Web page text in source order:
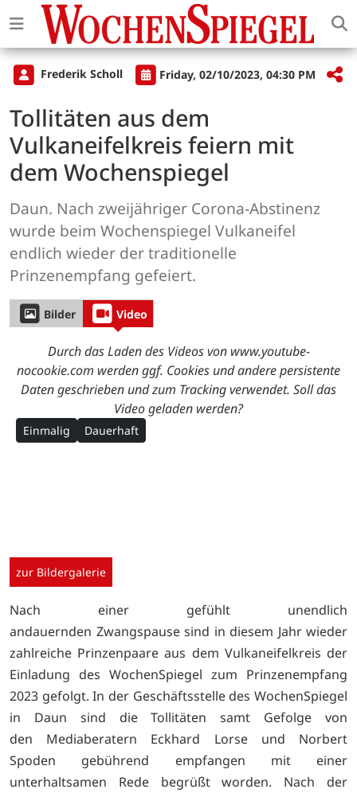
Frederik Scholl Friday, 02/10/2023, 04:30 PM
Tollitäten aus dem
Vulkaneifelkreis feiern mit
dem Wochenspiegel
Daun. Nach zweijähriger Corona-Abstinenz
wurde beim Wochenspiegel Vulkaneifel
endlich wieder der traditionelle
Prinzenempfang gefeiert.
Bilder Video
Durch das Laden des Videos von www.youtube-
nocookie.com werden ggf. Cookies und andere persistente
Daten geschrieben und zum Tracking verwendet. Soll das
Video geladen werden?
Einmalig Dauerhaft
zur Bildergalerie
Nach einer gefühlt unendlich
andauernden Zwangspause sind in diesem Jahr wieder
zahlreiche Prinzenpaare aus dem Vulkaneifelkreis der
Einladung des WochenSpiegel zum Prinzenempfang
2023 gefolgt. In der Geschäftsstelle des WochenSpiegel
in Daun sind die Tollitäten samt Gefolge von
den Mediaberatern Eckhard Lorse und Norbert
Spoden gebührend empfangen mit einer
unterhaltsamen Rede begrüßt worden. Nach der